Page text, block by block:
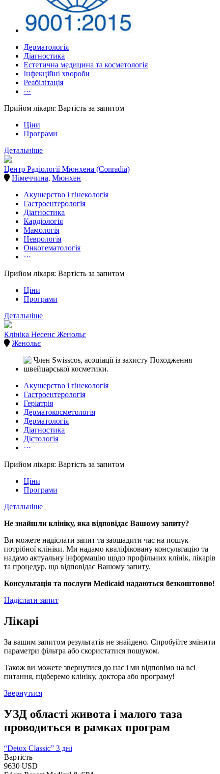
Дерматологія
Діагностика
Естетична медицина та косметологія
Інфекційні хвороби
Реабілітація
···
Прийом лікаря: Вартість за запитом
Ціни
Програми
Детальніше
Центр Радіології Мюнхена (Conradia)
Німеччина, Мюнхен
Акушерство і гінекологія
Гастроентерологія
Діагностика
Кардіологія
Мамологія
Неврологія
Онкогематологія
···
Прийом лікаря: Вартість за запитом
Ціни
Програми
Детальніше
Клініка Несенс Женольє
Женольє
Акушерство і гінекологія
Гастроентерологія
Геріатрія
Дерматокосметологія
Дерматологія
Діагностика
Дієтологія
···
Прийом лікаря: Вартість за запитом
Ціни
Програми
Детальніше
Не знайшли клініку, яка відповідає Вашому запиту?
Ви можете надіслати запит та заощадити час на пошук
потрібної клініки. Ми надамо кваліфіковану консультацію та
надамо актуальну інформацію щодо профільних клінік, лікарів
та процедур, що відповідає Вашому запиту.
Консультація та послуги Medicaid надаються безкоштовно!
Надіслати запит
Лікарі
За вашим запитом результатів не знайдено. Спробуйте змінити
параметри фільтра або скористатися пошуком.
Також ви можете звернутися до нас і ми відповімо на всі
питання, підберемо клініку, доктора або програму!
Звернутися
УЗД області живота і малого таза
проводиться в рамках програм
“Detox Classic” 3 дні
Вартість
9630 USD